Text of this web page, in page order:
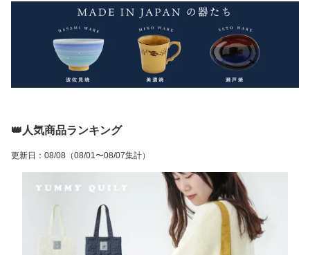
👑人気商品ランキング
更新日 ： 08/08 （08/01〜08/07集計）